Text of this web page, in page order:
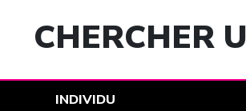
CHERCHER
INDIVIDU